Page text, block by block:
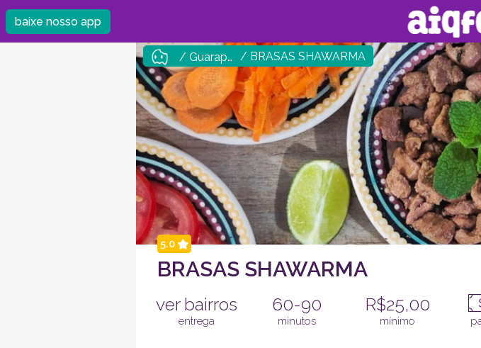
baixe nosso app
/ Guarapuava / BRASAS SHAWARMA
5.0
BRASAS SHAWARMA
ver bairros
entrega
60-90
minutos
R$25,00
mínimo